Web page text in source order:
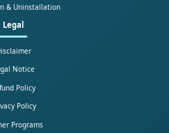
& Uninstallation
Legal
Notice
Policy
Policy
Programs